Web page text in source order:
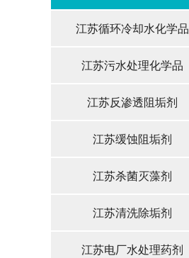
江苏循环冷却水化学品
江苏污水处理化学品
江苏反渗透阻垢剂
江苏缓蚀阻垢剂
江苏杀菌灭藻剂
江苏清洗除垢剂
江苏电厂水处理药剂